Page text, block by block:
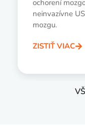
ochorení
neinvazívne
mozgu.
ZISTIŤ VIAC